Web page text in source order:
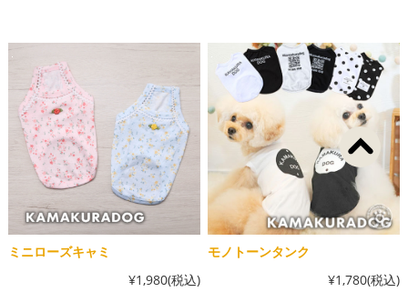
ミニローズキャミ
¥1,980(税込)
モノトーンタンク
¥1,780(税込)